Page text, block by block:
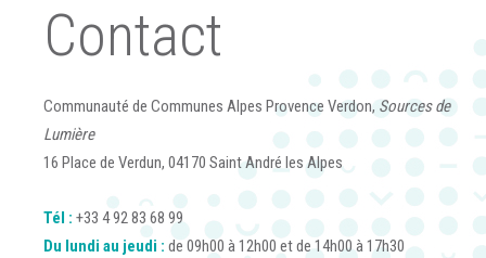
Contact
Communauté de Communes Alpes Provence Verdon,Sources de
Lumière
16 Place de Verdun, 04170 Saint André les Alpes
Tél : +33 4 92 83 68 99
Du lundi au jeudi : de 09h00 à 12h00 et de 14h00 à 17h30